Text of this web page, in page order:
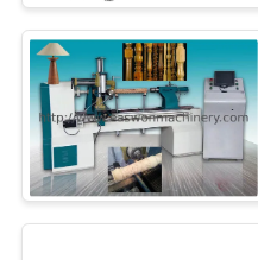
TRETEN
SIE
MIT
UNS
IN
VERBINDUNG
Rand-